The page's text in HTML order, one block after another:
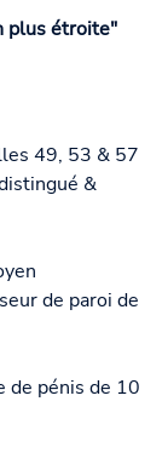
plus étroite"
49, 53 & 57
&
de paroi de
de pénis de 10